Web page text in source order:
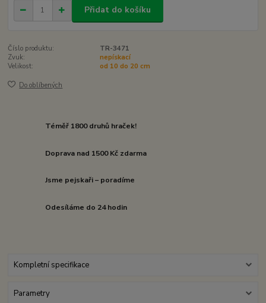
Přidat do košíku
Číslo produktu:
TR-3471
Zvuk:
nepískací
Velikost:
od 10 do 20 cm
Do oblíbených
Téměř 1800 druhů hraček!
Doprava nad 1500 Kč zdarma
Jsme pejskaři – poradíme
Odesíláme do 24 hodin
Kompletní specifikace
Parametry